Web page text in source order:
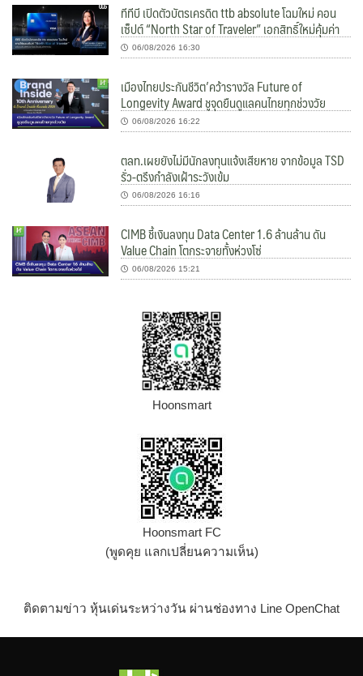
ทีทีบี เปิดตัวบัตรเครดิต ttb absolute โฉมใหม่ คอน
เซ็ปต์ “North Star of Traveler” เอกสิทธิ์ใหม่คุ้มค่า
06/08/2026 16:30
เมืองไทยประกันชีวิต’คว้ารางวัล Future of
Longevity Award ชูจุดยืนดูแลคนไทยทุกช่วงวัย
06/08/2026 16:22
ตลท.เผยยังไม่มีนักลงทุนแจ้งเสียหาย จากข้อมูล TSD
รั่ว-ตรึงกำลังเฝ้าระวังเข้ม
06/08/2026 16:16
CIMB ชี้เงินลงทุน Data Center 1.6 ล้านล้าน ดัน
Value Chain โตกระจายทั้งห่วงโซ่
06/08/2026 15:21
Hoonsmart
Hoonsmart FC
(พูดคุย แลกเปลี่ยนความเห็น)
ติดตามข่าว หุ้นเด่นระหว่างวัน ผ่านช่องทาง Line OpenChat